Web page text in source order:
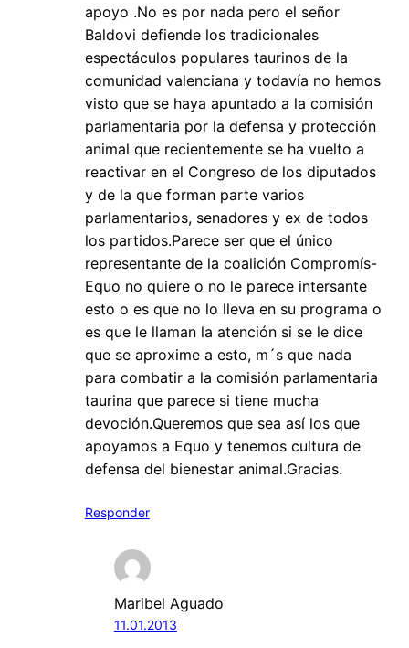
apoyo .No es por nada pero el señor
Baldovi defiende los tradicionales
espectáculos populares taurinos de la
comunidad valenciana y todavía no hemos
visto que se haya apuntado a la comisión
parlamentaria por la defensa y protección
animal que recientemente se ha vuelto a
reactivar en el Congreso de los diputados
y de la que forman parte varios
parlamentarios, senadores y ex de todos
los partidos.Parece ser que el único
representante de la coalición Compromís-
Equo no quiere o no le parece intersante
esto o es que no lo lleva en su programa o
es que le llaman la atención si se le dice
que se aproxime a esto, m´s que nada
para combatir a la comisión parlamentaria
taurina que parece si tiene mucha
devoción.Queremos que sea así los que
apoyamos a Equo y tenemos cultura de
defensa del bienestar animal.Gracias.
Responder
Maribel Aguado
11.01.2013